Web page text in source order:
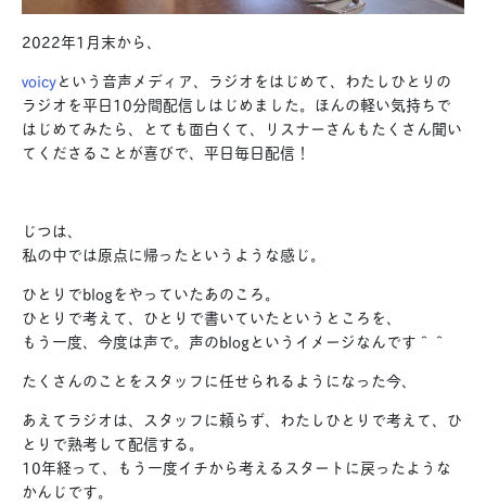
2022年1月末から、
voicyという音声メディア、ラジオをはじめて、わたしひとりの
ラジオを平日10分間配信しはじめました。ほんの軽い気持ちで
はじめてみたら、とても面白くて、リスナーさんもたくさん聞い
てくださることが喜びで、平日毎日配信！
じつは、
私の中では原点に帰ったというような感じ。
ひとりでblogをやっていたあのころ。
ひとりで考えて、ひとりで書いていたというところを、
もう一度、今度は声で。声のblogというイメージなんです＾＾
たくさんのことをスタッフに任せられるようになった今、
あえてラジオは、スタッフに頼らず、わたしひとりで考えて、ひ
とりで熟考して配信する。
10年経って、もう一度イチから考えるスタートに戻ったような
かんじです。